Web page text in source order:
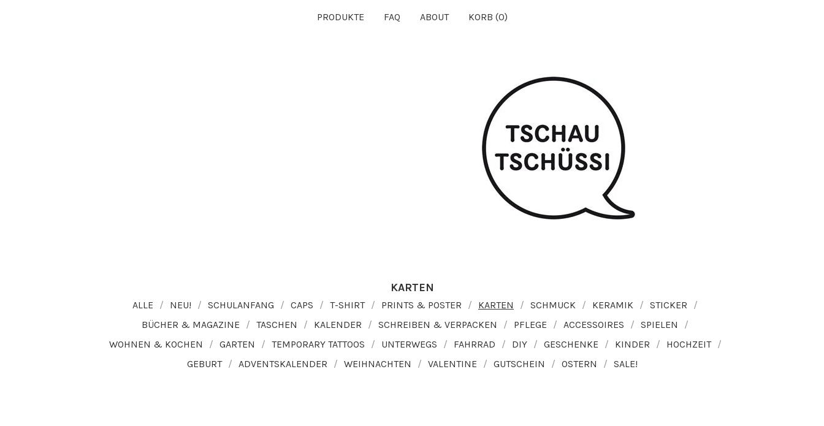
PRODUKTE FAQ ABOUT KORB (0)
KARTEN
ALLE NEU! SCHULANFANG CAPS T-SHIRT PRINTS & POSTER KARTEN SCHMUCK KERAMIK
STICKER
BÜCHER & MAGAZINE
TASCHEN KALENDER SCHREIBEN & VERPACKEN PFLEGE ACCESSOIRES
SPIELEN
WOHNEN & KOCHEN
GARTEN TEMPORARY TATTOOS UNTERWEGS FAHRRAD DIY GESCHENKE KINDER
HOCHZEIT
GEBURT
ADVENTSKALENDER WEIHNACHTEN VALENTINE GUTSCHEIN OSTERN SALE!